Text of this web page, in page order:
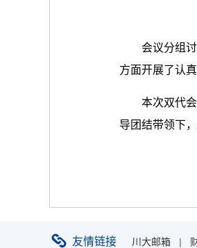
会议分组
方面开展了认
本次双代
导团结带领下
友情链接 川大邮箱 |